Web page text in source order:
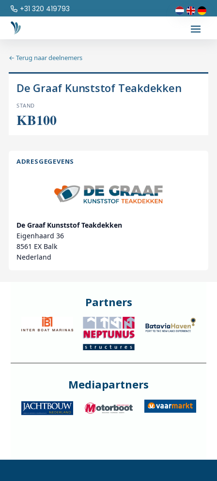
+31 320 419793
← Terug naar deelnemers
De Graaf Kunststof Teakdekken
STAND
KB100
ADRESGEGEVENS
De Graaf Kunststof Teakdekken
Eigenhaard 36
8561 EX Balk
Nederland
Partners
Mediapartners